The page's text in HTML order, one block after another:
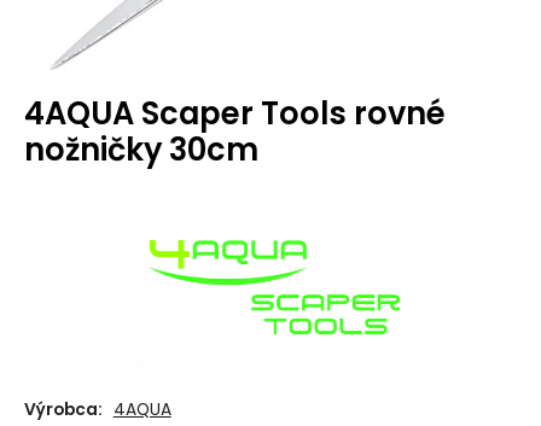
4AQUA Scaper Tools rovné
nožničky 30cm
Výrobca: 4AQUA